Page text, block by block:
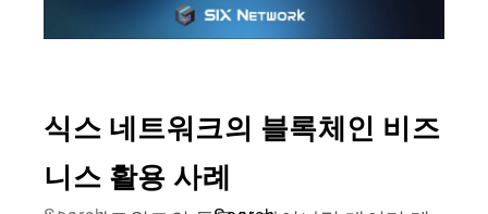
식스 네트워크의 블록체인 비즈
니스 활용 사례